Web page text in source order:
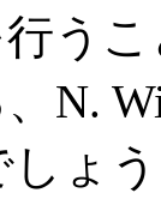
う
N.
しょ